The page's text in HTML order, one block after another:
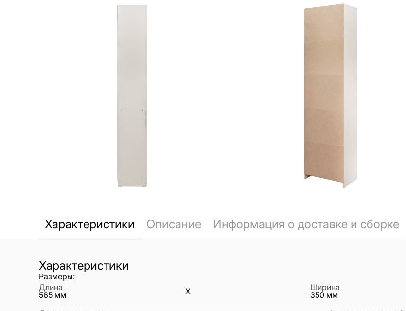
Характеристики Описание Информация о доставке и сборке
Характеристики
Размеры:
Длина
565 мм X
Ширина
350 мм